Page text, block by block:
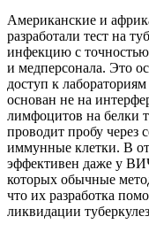
Американские и
разработали тест на
инфекцию с точностью
и медперсонала. Это
доступ к
основан не на
лимфоцитов на белки
проводит пробу через
иммунные клетки. В
эффективен даже у
которых обычные
что их разработка
ликвидации